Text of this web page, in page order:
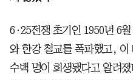
6·25전쟁 초기인 1950년 6
와 한강 철교를 폭파했고, 이
수백 명이 희생됐다고 알려